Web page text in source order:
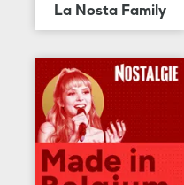
La Nosta Family